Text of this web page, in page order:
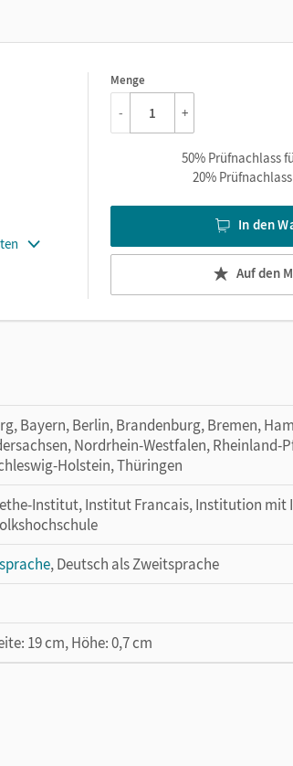
Menge
1
- +
50% Prüfnachlass
20%
In den
Auf den
Bayern, Berlin, Brandenburg, Bremen,
Nordrhein-Westfalen, Rheinland-
Holstein, Thüringen
Institut, Institut Francais, Institution mit
, Deutsch als Zweitsprache
19 cm, Höhe: 0,7 cm